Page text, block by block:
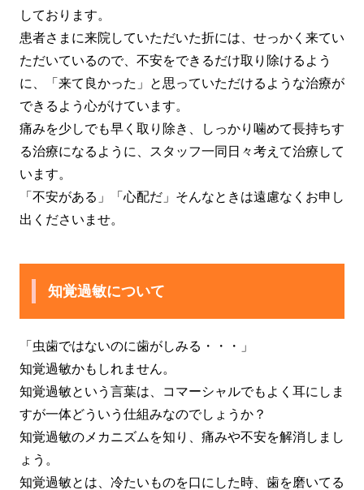
しております。
患者さまに来院していただいた折には、せっかく来てい
ただいているので、不安をできるだけ取り除けるよう
に、「来て良かった」と思っていただけるような治療が
できるよう心がけています。
痛みを少しでも早く取り除き、しっかり噛めて長持ちす
る治療になるように、スタッフ一同日々考えて治療して
います。
「不安がある」「心配だ」そんなときは遠慮なくお申し
出くださいませ。
知覚過敏について
「虫歯ではないのに歯がしみる・・・」
知覚過敏かもしれません。
知覚過敏という言葉は、コマーシャルでもよく耳にしま
すが一体どういう仕組みなのでしょうか？
知覚過敏のメカニズムを知り、痛みや不安を解消しまし
ょう。
知覚過敏とは、冷たいものを口にした時、歯を磨いてる